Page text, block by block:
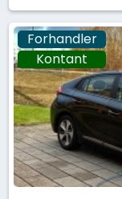
Kontant
Forhandler